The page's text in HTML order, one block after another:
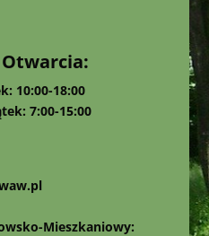
10:00-18:00
7:00-15:00
Mieszkaniowy: